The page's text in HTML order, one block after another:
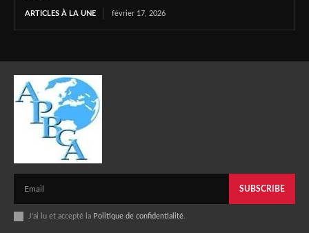
ARTICLES À LA UNE février 17, 2026
SUBSCRIBE
J'ai lu et accepté la Politique de confidentialité